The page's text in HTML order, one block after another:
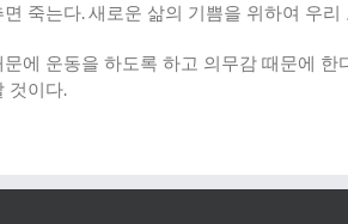
죽는다.새로운 삶의 기쁨을 위하여 우
에 운동을 하도록 하고 의무감 때문에
것이다.